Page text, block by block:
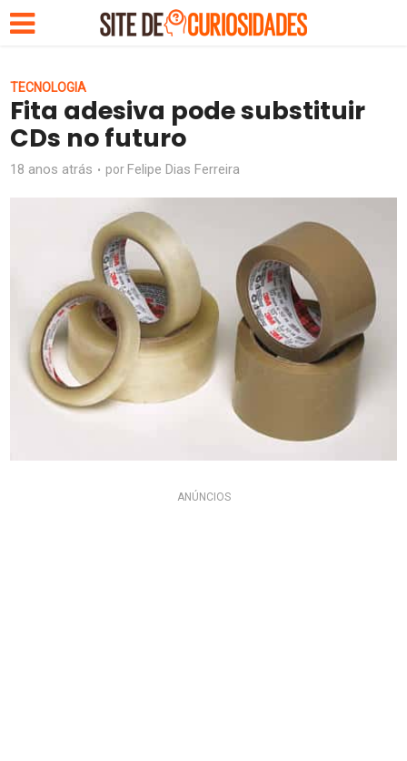
TECNOLOGIA
Fita adesiva pode substituir
CDs no futuro
18 anos atrás por Felipe Dias Ferreira
ANÚNCIOS